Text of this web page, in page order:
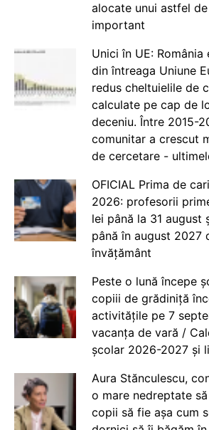
alocate unui astfel
important
Unici în UE:
din întreaga Uniune
redus cheltuielile de
calculate pe cap de
deceniu. Între 2015-
comunitar a crescut
de cercetare -
OFICIAL Prima de
2026: profesorii
lei până la 31 august
până în august 2027
învățământ
Peste o lună începe
copiii de grădiniță
activitățile pe 7
vacanța de vară /
școlar 2026-2027 și
Aura Stănculescu,
o mare nedreptate
copii să fie așa cum